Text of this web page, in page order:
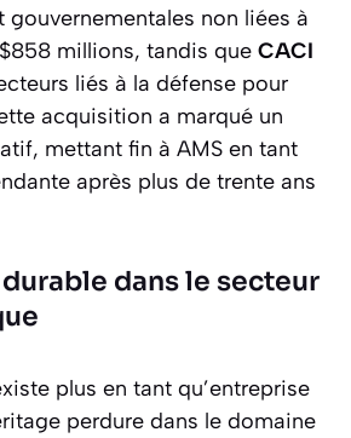
non liées à
millions, tandis que CACI
liés à la défense pour
acquisition a marqué un
mettant fin à AMS en tant
après plus de trente ans
dans le secteur
plus en tant qu’entreprise
perdure dans le domaine